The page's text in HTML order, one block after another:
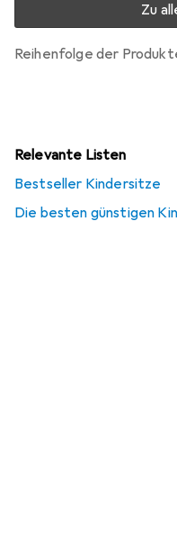
Reihenfolge der
Zu
Relevante Listen
Bestseller Kindersitze
Die besten günstigen